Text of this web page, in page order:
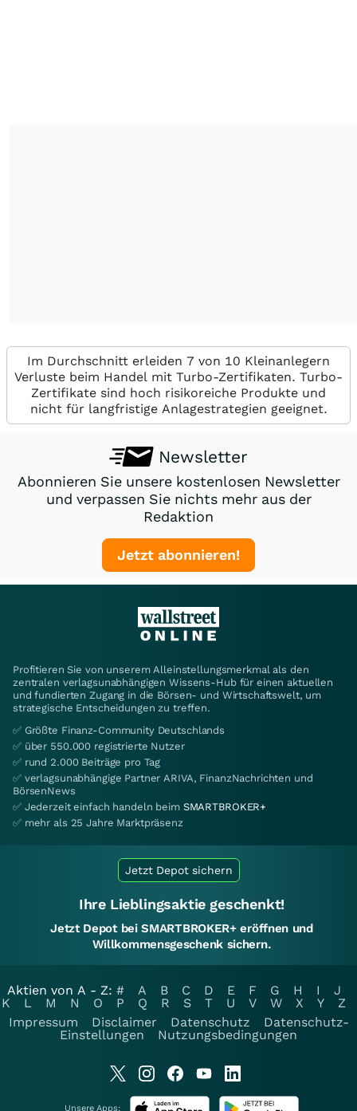
Im Durchschnitt erleiden 7 von 10 Kleinanlegern
Verluste beim Handel mit Turbo-Zertifikaten. Turbo-
Zertifikate sind hoch risikoreiche Produkte und
nicht für langfristige Anlagestrategien geeignet.
Newsletter
Abonnieren Sie unsere kostenlosen Newsletter
und verpassen Sie nichts mehr aus der
Redaktion
Jetzt abonnieren!
Profitieren Sie von unserem Alleinstellungsmerkmal als den
zentralen verlagsunabhängigen Wissens-Hub für einen aktuellen
und fundierten Zugang in die Börsen- und Wirtschaftswelt, um
strategische Entscheidungen zu treffen.
✅ Größte Finanz-Community Deutschlands
✅ über 550.000 registrierte Nutzer
✅ rund 2.000 Beiträge pro Tag
✅ verlagsunabhängige Partner ARIVA, FinanzNachrichten und
BörsenNews
✅ Jederzeit einfach handeln beim SMARTBROKER+
✅ mehr als 25 Jahre Marktpräsenz
Jetzt Depot sichern
Ihre Lieblingsaktie geschenkt!
Jetzt Depot bei SMARTBROKER+ eröffnen und
Willkommensgeschenk sichern.
Aktien von A - Z: # A B C D E F G H I
J
K
L M N O P Q R S T U V W X Y
Z
Impressum
Disclaimer Datenschutz
Datenschutz-
Einstellungen
Nutzungsbedingungen
Unsere Apps: